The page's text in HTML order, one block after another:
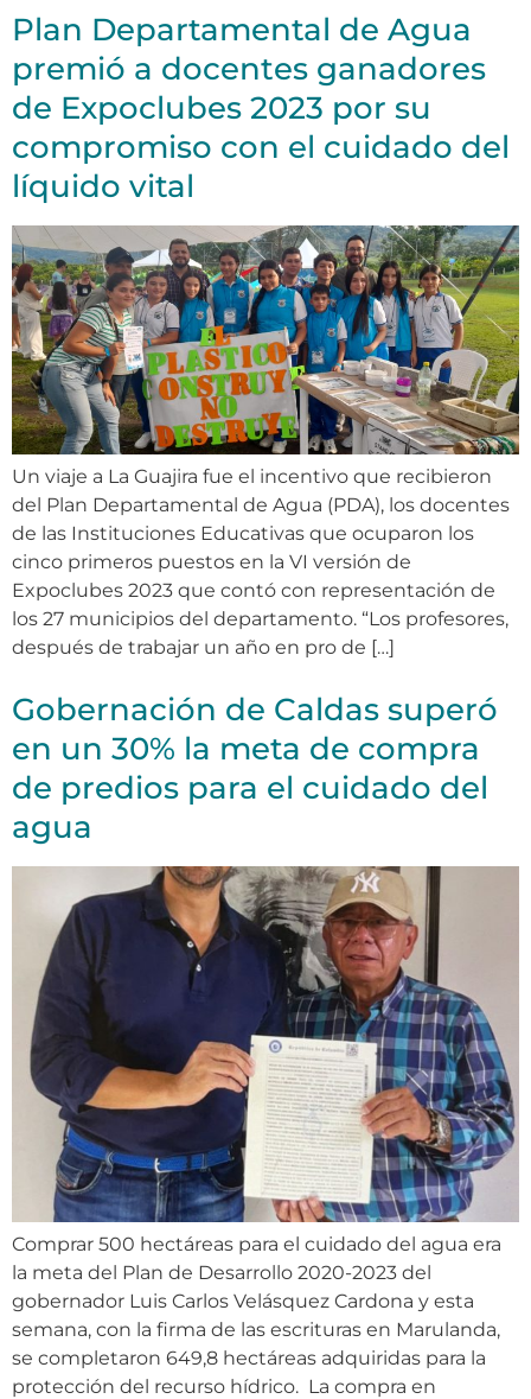
Plan Departamental de Agua
premió a docentes ganadores
de Expoclubes 2023 por su
compromiso con el cuidado del
líquido vital
Un viaje a La Guajira fue el incentivo que recibieron
del Plan Departamental de Agua (PDA), los docentes
de las Instituciones Educativas que ocuparon los
cinco primeros puestos en la VI versión de
Expoclubes 2023 que contó con representación de
los 27 municipios del departamento. “Los profesores,
después de trabajar un año en pro de […]
Gobernación de Caldas superó
en un 30% la meta de compra
de predios para el cuidado del
agua
Comprar 500 hectáreas para el cuidado del agua era
la meta del Plan de Desarrollo 2020-2023 del
gobernador Luis Carlos Velásquez Cardona y esta
semana, con la firma de las escrituras en Marulanda,
se completaron 649,8 hectáreas adquiridas para la
protección del recurso hídrico. La compra en